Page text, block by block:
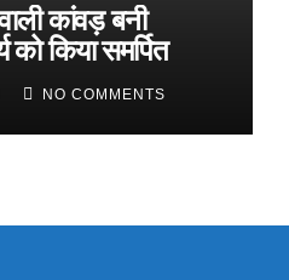
कांवड़ बनी
किया समर्पित
NO COMMENTS